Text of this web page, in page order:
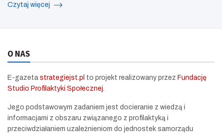
Czytaj więcej
O NAS
E-gazeta strategiejst.pl to projekt realizowany przez Fundację
Studio Profilaktyki Społecznej
Jego podstawowym zadaniem jest docieranie z wiedzą i
informacjami z obszaru związanego z profilaktyką i
przeciwdziałaniem uzależnieniom do jednostek samorządu